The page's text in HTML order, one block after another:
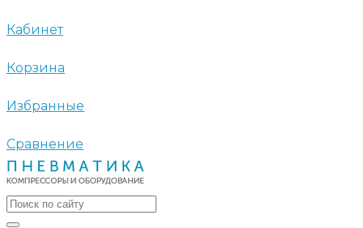
Кабинет
Корзина
Избранные
Сравнение